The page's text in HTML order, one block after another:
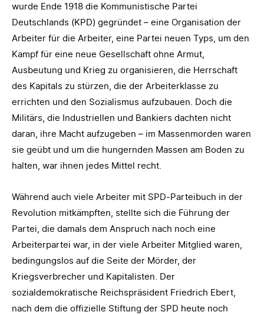
wurde Ende 1918 die Kommunistische Partei
Deutschlands (KPD) gegründet – eine Organisation der
Arbeiter für die Arbeiter, eine Partei neuen Typs, um den
Kampf für eine neue Gesellschaft ohne Armut,
Ausbeutung und Krieg zu organisieren, die Herrschaft
des Kapitals zu stürzen, die der Arbeiterklasse zu
errichten und den Sozialismus aufzubauen. Doch die
Militärs, die Industriellen und Bankiers dachten nicht
daran, ihre Macht aufzugeben – im Massenmorden waren
sie geübt und um die hungernden Massen am Boden zu
halten, war ihnen jedes Mittel recht.
Während auch viele Arbeiter mit SPD-Parteibuch in der
Revolution mitkämpften, stellte sich die Führung der
Partei, die damals dem Anspruch nach noch eine
Arbeiterpartei war, in der viele Arbeiter Mitglied waren,
bedingungslos auf die Seite der Mörder, der
Kriegsverbrecher und Kapitalisten. Der
sozialdemokratische Reichspräsident Friedrich Ebert,
nach dem die offizielle Stiftung der SPD heute noch